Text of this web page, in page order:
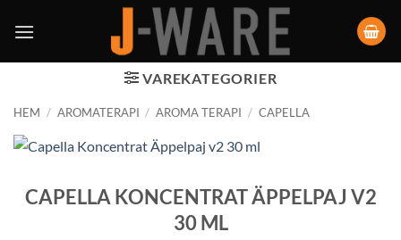
VAREKATEGORIER
HEM / AROMATERAPI / AROMA TERAPI / CAPELLA
CAPELLA KONCENTRAT ÄPPELPAJ V2
30 ML